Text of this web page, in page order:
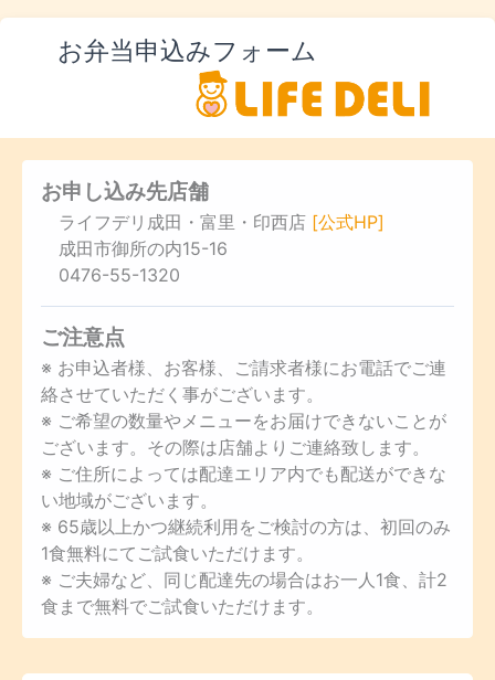
お弁当申込みフォーム
お申し込み先店舗
ライフデリ成田・富里・印西店 [公式HP]
成田市御所の内15-16
0476-55-1320
ご注意点
※ お申込者様、お客様、ご請求者様にお電話でご連
絡させていただく事がございます。
※ ご希望の数量やメニューをお届けできないことが
ございます。その際は店舗よりご連絡致します。
※ ご住所によっては配達エリア内でも配送ができな
い地域がございます。
※ 65歳以上かつ継続利用をご検討の方は、初回のみ
1食無料にてご試食いただけます。
※ ご夫婦など、同じ配達先の場合はお一人1食、計2
食まで無料でご試食いただけます。